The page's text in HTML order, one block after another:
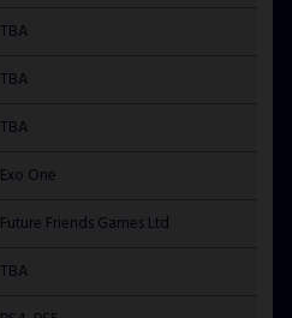
TBA
TBA
TBA
Exo One
Future Friends Games Ltd
TBA